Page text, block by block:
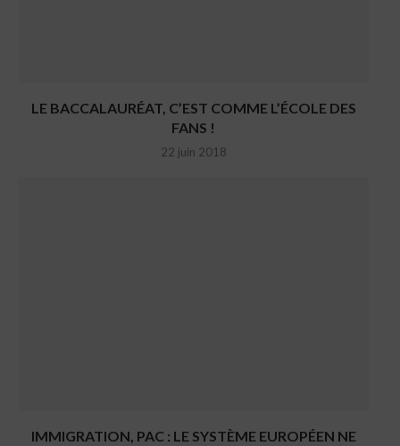
LE BACCALAURÉAT, C’EST COMME L’ÉCOLE DES
FANS !
22 juin 2018
IMMIGRATION, PAC : LE SYSTÈME EUROPÉEN NE